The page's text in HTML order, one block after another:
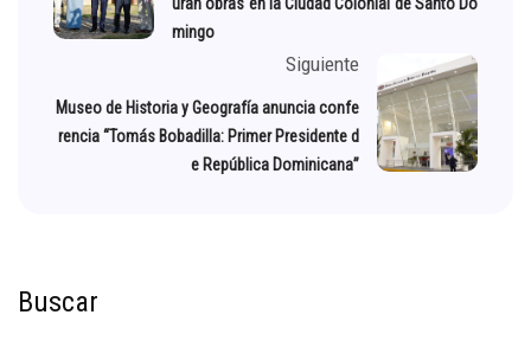
uran obras en la Ciudad Colonial de Santo Do
mingo
Siguiente
Museo de Historia y Geografía anuncia confe
rencia “Tomás Bobadilla: Primer Presidente d
e República Dominicana”
Buscar